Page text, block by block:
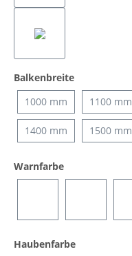
Balkenbreiteauswählen
1000 mm
1100 mm
1400 mm 1500 mm
Warnfarbeauswählen
Haubenfarbeauswählen